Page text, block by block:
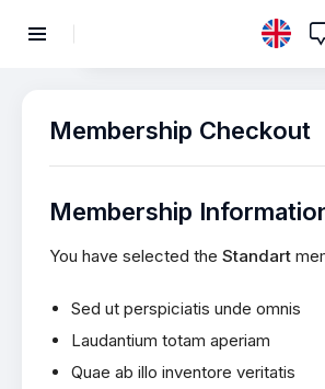
Membership Checkout
Membership
You have selected the Standart
Sed ut perspiciatis unde omnis
Laudantium totam aperiam
Quae ab illo inventore veritatis